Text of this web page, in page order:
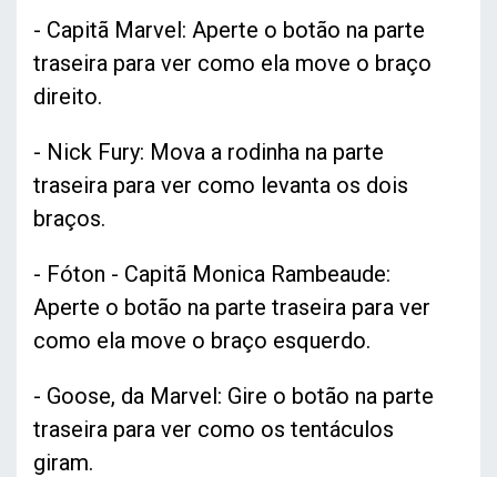
- Capitã Marvel: Aperte o botão na parte
traseira para ver como ela move o braço
direito.
- Nick Fury: Mova a rodinha na parte
traseira para ver como levanta os dois
braços.
- Fóton - Capitã Monica Rambeaude:
Aperte o botão na parte traseira para ver
como ela move o braço esquerdo.
- Goose, da Marvel: Gire o botão na parte
traseira para ver como os tentáculos
giram.